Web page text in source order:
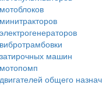
машин
общего